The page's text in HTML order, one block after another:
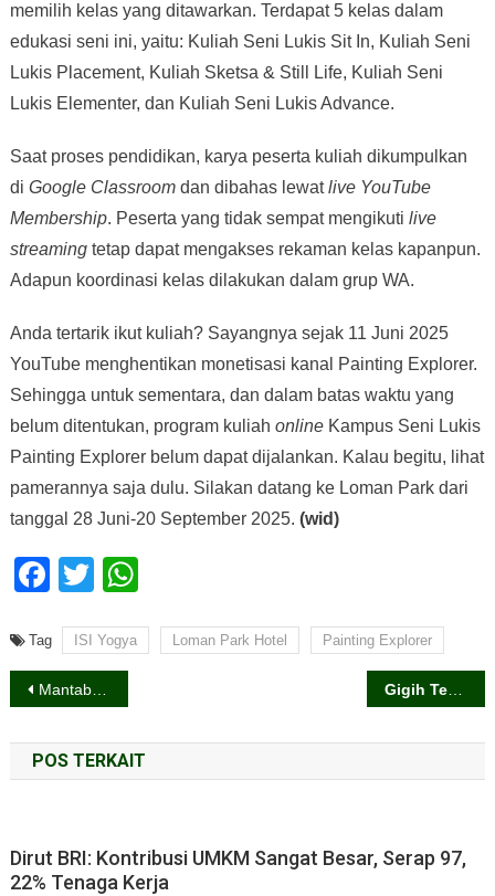
memilih kelas yang ditawarkan. Terdapat 5 kelas dalam
edukasi seni ini, yaitu: Kuliah Seni Lukis Sit In, Kuliah Seni
Lukis Placement, Kuliah Sketsa & Still Life, Kuliah Seni
Lukis Elementer, dan Kuliah Seni Lukis Advance.
Saat proses pendidikan, karya peserta kuliah dikumpulkan
di Google Classroomdan dibahas lewatlive YouTube
Membership. Peserta yang tidak sempat mengikuti live
streamingtetap dapat mengakses rekaman kelas kapanpun.
Adapun koordinasi kelas dilakukan dalam grup WA.
Anda tertarik ikut kuliah? Sayangnya sejak 11 Juni 2025
YouTube menghentikan monetisasi kanal Painting Explorer.
Sehingga untuk sementara, dan dalam batas waktu yang
belum ditentukan, program kuliah onlineKampus Seni Lukis
Painting Explorer belum dapat dijalankan. Kalau begitu, lihat
pamerannya saja dulu. Silakan datang ke Loman Park dari
tanggal 28 Juni-20 September 2025. (wid)
Facebook
Twitter
Tag ISI Yogya Loman Park Hotel Painting Explorer
Navigasi
pos
Mantab, Siswa SMP Ma’arif Gamping Raih Medali Perunggu POPDA DIY 2025 Cabang Gulat Gigih Terpilih, AELI Fokus Penguatan Kolaborasi. Bagaimana Sikap DIY?
POS TERKAIT
Dirut BRI: Kontribusi UMKM Sangat Besar, Serap 97,
22% Tenaga Kerja